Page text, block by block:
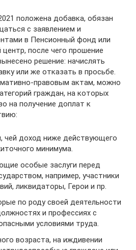
положена добавка, обязан
с заявлением и
в Пенсионный фонд или
после чего прошение
решение: начислять
или же отказать в просьбе.
правовым актам, можно
граждан, на которых
на получение доплат к
доход ниже действующего
минимума.
особые заслуги перед
например, участники
ликвидаторы, Герои и пр.
по роду своей деятельности
и профессиях с
условиями труда.
возраста, на иждивении